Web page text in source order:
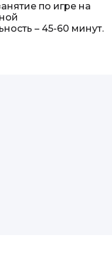
по игре на
– 45-60 минут.